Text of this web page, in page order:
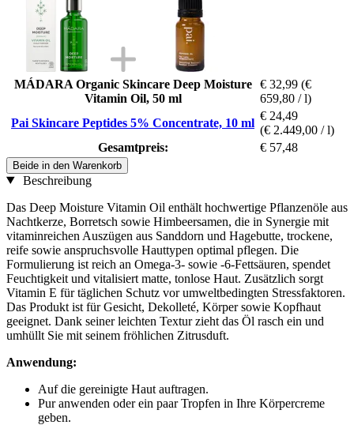
MÁDARA Organic Skincare Deep Moisture
Vitamin Oil, 50 ml
€ 32,99 (€
659,80 / l)
Pai Skincare Peptides 5% Concentrate, 10 ml
€ 24,49
(€ 2.449,00 / l)
Gesamtpreis:
€ 57,48
Beide in den Warenkorb
Beschreibung
Das Deep Moisture Vitamin Oil enthält hochwertige Pflanzenöle aus
Nachtkerze, Borretsch sowie Himbeersamen, die in Synergie mit
vitaminreichen Auszügen aus Sanddorn und Hagebutte, trockene,
reife sowie anspruchsvolle Hauttypen optimal pflegen. Die
Formulierung ist reich an Omega-3- sowie -6-Fettsäuren, spendet
Feuchtigkeit und vitalisiert matte, tonlose Haut. Zusätzlich sorgt
Vitamin E für täglichen Schutz vor umweltbedingten Stressfaktoren.
Das Produkt ist für Gesicht, Dekolleté, Körper sowie Kopfhaut
geeignet. Dank seiner leichten Textur zieht das Öl rasch ein und
umhüllt Sie mit seinem fröhlichen Zitrusduft.
Anwendung:
Auf die gereinigte Haut auftragen.
Pur anwenden oder ein paar Tropfen in Ihre Körpercreme
geben.